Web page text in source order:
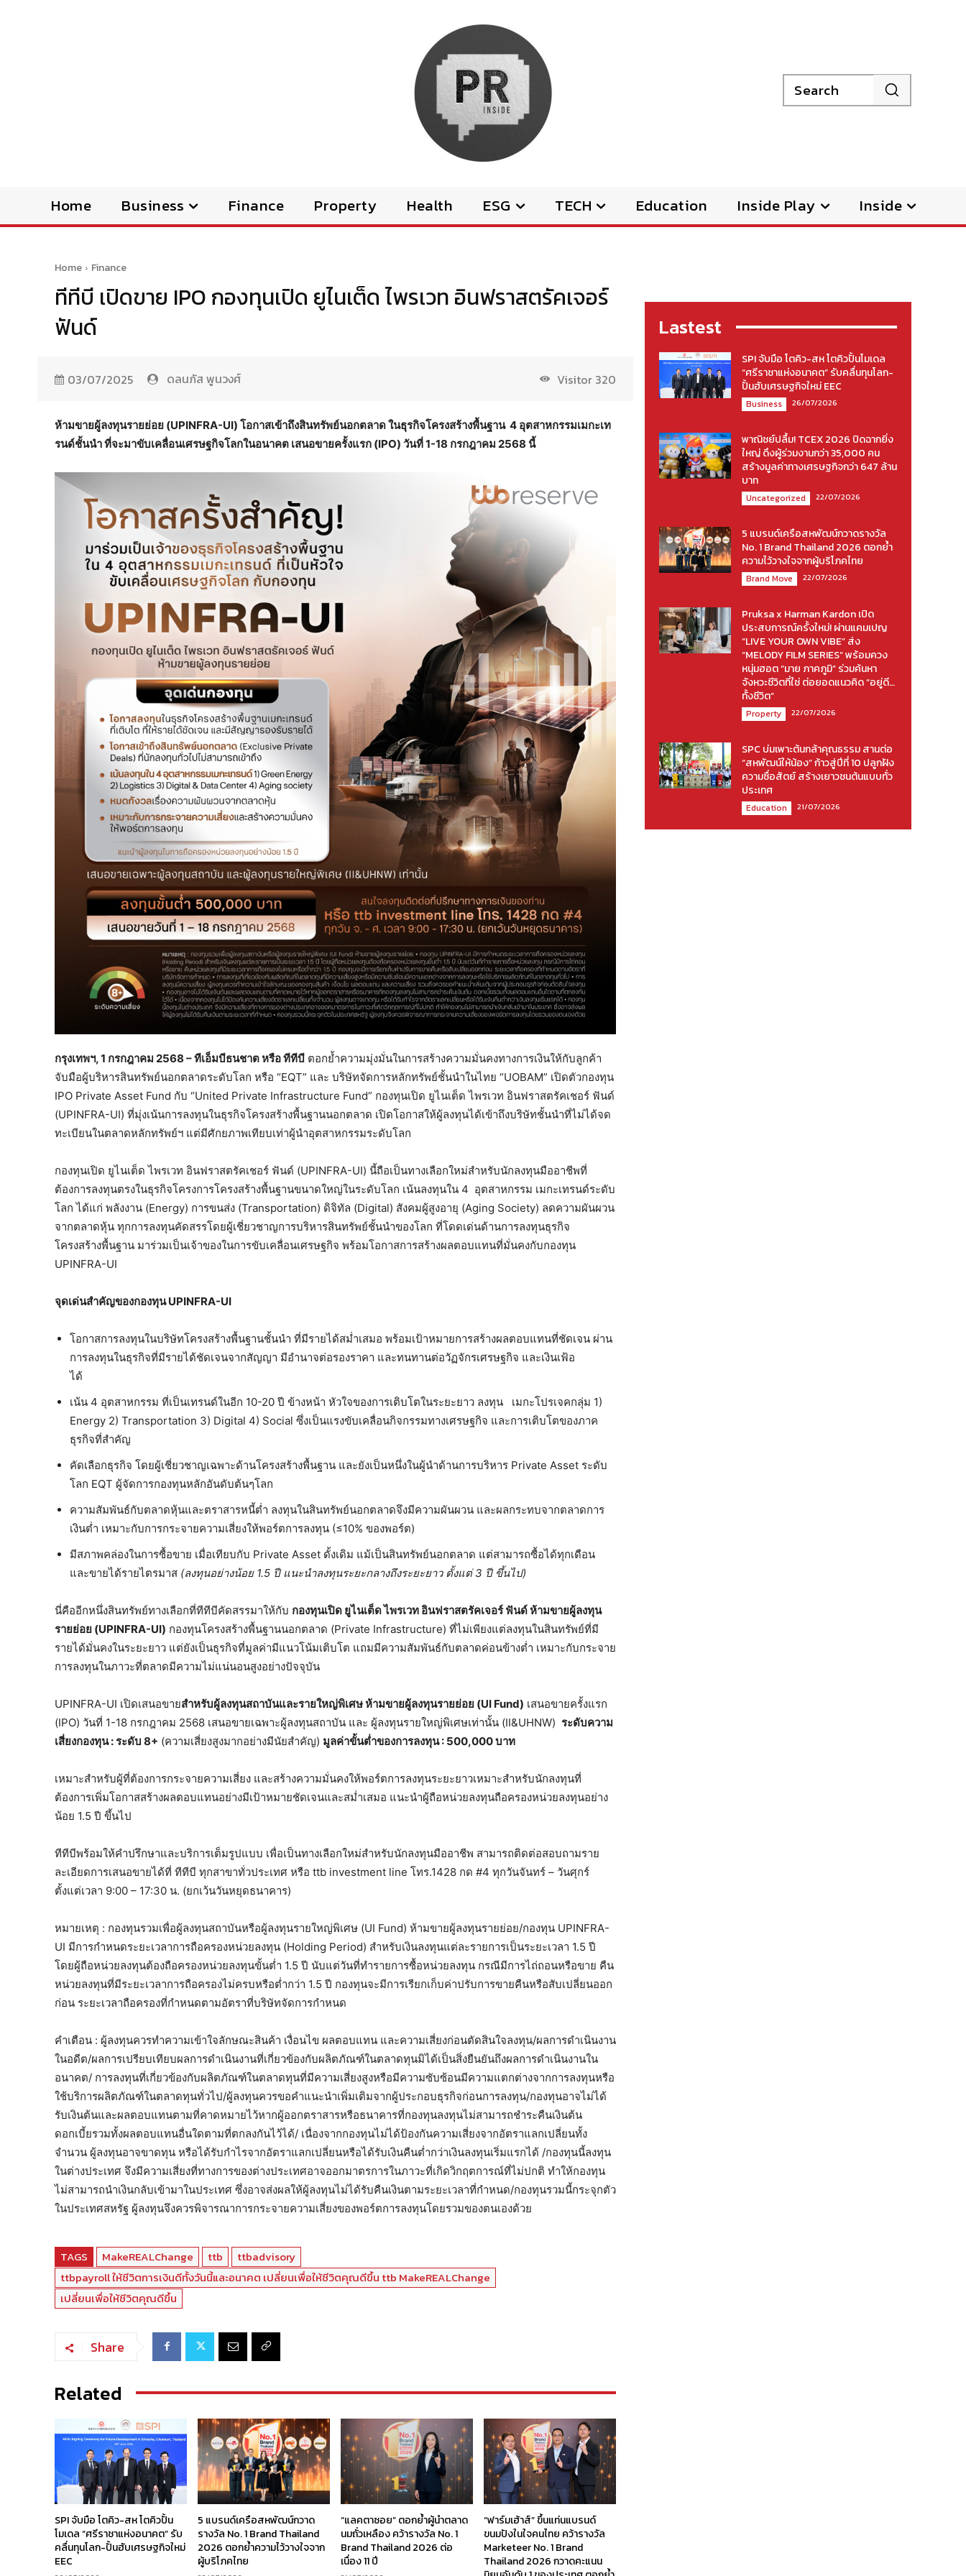
Search
Home Business Finance Property Health ESG TECH Education Inside Play Inside
Home Finance
ทีทีบี เปิดขาย IPO กองทุนเปิด ยูไนเต็ด ไพรเวท อินฟราสตรัคเจอร์
ฟันด์
03/07/2025 ดลนภัส พูนวงศ์ Visitor 320
ห้ามขายผู้ลงทุนรายย่อย (UPINFRA-UI) โอกาสเข้าถึงสินทรัพย์นอกตลาด ในธุรกิจโครงสร้างพื้นฐาน 4 อุตสาหกรรมเมกะเท
รนด์ชั้นนำ ที่จะมาขับเคลื่อนเศรษฐกิจโลกในอนาคต เสนอขายครั้งแรก (IPO) วันที่ 1-18 กรกฎาคม 2568 นี้
กรุงเทพฯ, 1 กรกฎาคม 2568 –ทีเอ็มบีธนชาต หรือ ทีทีบี ตอกย้ำความมุ่งมั่นในการสร้างความมั่นคงทางการเงินให้กับลูกค้า
จับมือผู้บริหารสินทรัพย์นอกตลาดระดับโลก หรือ “EQT” และ บริษัทจัดการหลักทรัพย์ชั้นนำในไทย “UOBAM” เปิดตัวกองทุน
IPO Private Asset Fund กับ “United Private Infrastructure Fund” กองทุนเปิด ยูไนเต็ด ไพรเวท อินฟราสตรัคเชอร์ ฟันด์
(UPINFRA-UI) ที่มุ่งเน้นการลงทุนในธุรกิจโครงสร้างพื้นฐานนอกตลาด เปิดโอกาสให้ผู้ลงทุนได้เข้าถึงบริษัทชั้นนำที่ไม่ได้จด
ทะเบียนในตลาดหลักทรัพย์ฯ แต่มีศักยภาพเทียบเท่าผู้นำอุตสาหกรรมระดับโลก
กองทุนเปิด ยูไนเต็ด ไพรเวท อินฟราสตรัคเชอร์ ฟันด์ (UPINFRA-UI) นี้ถือเป็นทางเลือกใหม่สำหรับนักลงทุนมืออาชีพที่
ต้องการลงทุนตรงในธุรกิจโครงการโครงสร้างพื้นฐานขนาดใหญ่ในระดับโลก เน้นลงทุนใน 4 อุตสาหกรรม เมกะเทรนด์ระดับ
โลก ได้แก่ พลังงาน (Energy) การขนส่ง (Transportation) ดิจิทัล (Digital) สังคมผู้สูงอายุ (Aging Society) ลดความผันผวน
จากตลาดหุ้น ทุกการลงทุนคัดสรรโดยผู้เชี่ยวชาญการบริหารสินทรัพย์ชั้นนำของโลก ที่โดดเด่นด้านการลงทุนธุรกิจ
โครงสร้างพื้นฐาน มาร่วมเป็นเจ้าของในการขับเคลื่อนเศรษฐกิจ พร้อมโอกาสการสร้างผลตอบแทนที่มั่นคงกับกองทุน
UPINFRA-UI
จุดเด่นสำคัญของกองทุน UPINFRA-UI
โอกาสการลงทุนในบริษัทโครงสร้างพื้นฐานชั้นนำ ที่มีรายได้สม่ำเสมอ พร้อมเป้าหมายการสร้างผลตอบแทนที่ชัดเจน ผ่าน
การลงทุนในธุรกิจที่มีรายได้ชัดเจนจากสัญญา มีอำนาจต่อรองราคา และทนทานต่อวัฏจักรเศรษฐกิจ และเงินเฟ้อ
ได้
เน้น 4 อุตสาหกรรม ที่เป็นเทรนด์ในอีก 10-20 ปี ข้างหน้า หัวใจของการเติบโตในระยะยาว ลงทุน เมกะโปรเจคกลุ่ม 1)
Energy 2) Transportation 3) Digital 4) Social ซึ่งเป็นแรงขับเคลื่อนกิจกรรมทางเศรษฐกิจ และการเติบโตของภาค
ธุรกิจที่สำคัญ
คัดเลือกธุรกิจ โดยผู้เชี่ยวชาญเฉพาะด้านโครงสร้างพื้นฐาน และยังเป็นหนึ่งในผู้นำด้านการบริหาร Private Asset ระดับ
โลก EQT ผู้จัดการกองทุนหลักอันดับต้นๆโลก
ความสัมพันธ์กับตลาดหุ้นและตราสารหนี้ต่ำ ลงทุนในสินทรัพย์นอกตลาดจึงมีความผันผวน และผลกระทบจากตลาดการ
เงินต่ำ เหมาะกับการกระจายความเสี่ยงให้พอร์ตการลงทุน (≤10% ของพอร์ต)
มีสภาพคล่องในการซื้อขาย เมื่อเทียบกับ Private Asset ดั้งเดิม แม้เป็นสินทรัพย์นอกตลาด แต่สามารถซื้อได้ทุกเดือน
และขายได้รายไตรมาส (ลงทุนอย่างน้อย 1.5 ปี แนะนำลงทุนระยะกลางถึงระยะยาว ตั้งแต่ 3 ปี ขึ้นไป)
นี่คืออีกหนึ่งสินทรัพย์ทางเลือกที่ทีทีบีคัดสรรมาให้กับ กองทุนเปิด ยูไนเต็ด ไพรเวท อินฟราสตรัคเจอร์ ฟันด์ ห้ามขายผู้ลงทุน
รายย่อย (UPINFRA-UI) กองทุนโครงสร้างพื้นฐานนอกตลาด (Private Infrastructure) ที่ไม่เพียงแต่ลงทุนในสินทรัพย์ที่มี
รายได้มั่นคงในระยะยาว แต่ยังเป็นธุรกิจที่มูลค่ามีแนวโน้มเติบโต แถมมีความสัมพันธ์กับตลาดค่อนข้างต่ำ เหมาะกับกระจาย
การลงทุนในภาวะที่ตลาดมีความไม่แน่นอนสูงอย่างปัจจุบัน
UPINFRA-UI เปิดเสนอขายสำหรับผู้ลงทุนสถาบันและรายใหญ่พิเศษ ห้ามขายผู้ลงทุนรายย่อย (UI Fund) เสนอขายครั้งแรก
(IPO) วันที่ 1-18 กรกฎาคม 2568 เสนอขายเฉพาะผู้ลงทุนสถาบัน และ ผู้ลงทุนรายใหญ่พิเศษเท่านั้น (II&UHNW) ระดับความ
เสี่ยงกองทุน : ระดับ 8+ (ความเสี่ยงสูงมากอย่างมีนัยสำคัญ) มูลค่าขั้นต่ำของการลงทุน : 500,000 บาท
เหมาะสำหรับผู้ที่ต้องการกระจายความเสี่ยง และสร้างความมั่นคงให้พอร์ตการลงทุนระยะยาวเหมาะสำหรับนักลงทุนที่
ต้องการเพิ่มโอกาสสร้างผลตอบแทนอย่างมีเป้าหมายชัดเจนและสม่ำเสมอ แนะนำผู้ถือหน่วยลงทุนถือครองหน่วยลงทุนอย่าง
น้อย 1.5 ปี ขึ้นไป
ทีทีบีพร้อมให้คำปรึกษาและบริการเต็มรูปแบบ เพื่อเป็นทางเลือกใหม่สำหรับนักลงทุนมืออาชีพ สามารถติดต่อสอบถามราย
ละเอียดการเสนอขายได้ที่ ทีทีบี ทุกสาขาทั่วประเทศ หรือ ttb investment line โทร.1428 กด #4 ทุกวันจันทร์ – วันศุกร์
ตั้งแต่เวลา 9:00 – 17:30 น. (ยกเว้นวันหยุดธนาคาร)
หมายเหตุ : กองทุนรวมเพื่อผู้ลงทุนสถาบันหรือผู้ลงทุนรายใหญ่พิเศษ (UI Fund) ห้ามขายผู้ลงทุนรายย่อย/กองทุน UPINFRA-
UI มีการกำหนดระยะเวลาการถือครองหน่วยลงทุน (Holding Period) สำหรับเงินลงทุนแต่ละรายการเป็นระยะเวลา 1.5 ปี
โดยผู้ถือหน่วยลงทุนต้องถือครองหน่วยลงทุนขั้นต่ำ 1.5 ปี นับแต่วันที่ทำรายการซื้อหน่วยลงทุน กรณีมีการไถ่ถอนหรือขาย คืน
หน่วยลงทุนที่มีระยะเวลาการถือครองไม่ครบหรือต่ำกว่า 1.5 ปี กองทุนจะมีการเรียกเก็บค่าปรับการขายคืนหรือสับเปลี่ยนออก
ก่อน ระยะเวลาถือครองที่กำหนดตามอัตราที่บริษัทจัดการกำหนด
คำเตือน : ผู้ลงทุนควรทำความเข้าใจลักษณะสินค้า เงื่อนไข ผลตอบแทน และความเสี่ยงก่อนตัดสินใจลงทุน/ผลการดำเนินงาน
ในอดีต/ผลการเปรียบเทียบผลการดำเนินงานที่เกี่ยวข้องกับผลิตภัณฑ์ในตลาดทุนมิได้เป็นสิ่งยืนยันถึงผลการดำเนินงานใน
อนาคต/ การลงทุนที่เกี่ยวข้องกับผลิตภัณฑ์ในตลาดทุนที่มีความเสี่ยงสูงหรือมีความซับซ้อนมีความแตกต่างจากการลงทุนหรือ
ใช้บริการผลิตภัณฑ์ในตลาดทุนทั่วไป/ผู้ลงทุนควรขอคำแนะนำเพิ่มเติมจากผู้ประกอบธุรกิจก่อนการลงทุน/กองทุนอาจไม่ได้
รับเงินต้นและผลตอบแทนตามที่คาดหมายไว้หากผู้ออกตราสารหรือธนาคารที่กองทุนลงทุนไม่สามารถชําระคืนเงินต้น
ดอกเบี้ยรวมทั้งผลตอบแทนอื่นใดตามที่ตกลงกันไว้ได้/ เนื่องจากกองทุนไม่ได้ป้องกันความเสี่ยงจากอัตราแลกเปลี่ยนทั้ง
จำนวน ผู้ลงทุนอาจขาดทุน หรือได้รับกำไรจากอัตราแลกเปลี่ยนหรือได้รับเงินคืนต่ำกว่าเงินลงทุนเริ่มแรกได้ /กองทุนนี้ลงทุน
ในต่างประเทศ จึงมีความเสี่ยงที่ทางการของต่างประเทศอาจออกมาตรการในภาวะที่เกิดวิกฤตการณ์ที่ไม่ปกติ ทำให้กองทุน
ไม่สามารถนำเงินกลับเข้ามาในประเทศ ซึ่งอาจส่งผลให้ผู้ลงทุนไม่ได้รับคืนเงินตามระยะเวลาที่กำหนด/กองทุนรวมนี้กระจุกตัว
ในประเทศสหรัฐ ผู้ลงทุนจึงควรพิจารณาการกระจายความเสี่ยงของพอร์ตการลงทุนโดยรวมของตนเองด้วย
TAGS MakeREALChange ttb
ttbadvisory
ttbpayroll ให้ชีวิตการเงินดีทั้งวันนี้และอนาคต เปลี่ยนเพื่อให้ชีวิตคุณดีขึ้น ttb MakeREALChange
เปลี่ยนเพื่อให้ชีวิตคุณดีขึ้น
Share
Related
SPI จับมือ โตคิว-สห โตคิวปั้น
โมเดล “ศรีราชาแห่งอนาคต” รับ
คลื่นทุนโลก-ปั้นฮับเศรษฐกิจใหม่
EEC
5 แบรนด์เครือสหพัฒน์กวาด
รางวัล No. 1 Brand Thailand
2026 ตอกย้ำความไว้วางใจจาก
ผู้บริโภคไทย
“แลคตาซอย” ตอกย้ำผู้นำตลาด
นมถั่วเหลือง คว้ารางวัล No. 1
Brand Thailand 2026 ต่อ
เนื่อง 11 ปี
“ฟาร์มเฮ้าส์” ขึ้นแท่นแบรนด์
ขนมปังในใจคนไทย คว้ารางวัล
Marketeer No. 1 Brand
Thailand 2026 กวาดคะแนน
Lastest
SPI จับมือ โตคิว-สห โตคิวปั้นโมเดล
“ศรีราชาแห่งอนาคต” รับคลื่นทุนโลก-
ปั้นฮับเศรษฐกิจใหม่ EEC
Business 26/07/2026
พาณิชย์ปลื้ม! TCEX 2026 ปิดฉากยิ่ง
ใหญ่ ดึงผู้ร่วมงานกว่า 35,000 คน
สร้างมูลค่าทางเศรษฐกิจกว่า 647 ล้าน
บาท
Uncategorized 22/07/2026
5 แบรนด์เครือสหพัฒน์กวาดรางวัล
No. 1 Brand Thailand 2026 ตอกย้ำ
ความไว้วางใจจากผู้บริโภคไทย
Brand Move 22/07/2026
Pruksa x Harman Kardon เปิด
ประสบการณ์ครั้งใหม่! ผ่านแคมเปญ
“LIVE YOUR OWN VIBE” ส่ง
“MELODY FILM SERIES” พร้อมควง
หนุ่มฮอต “มาย ภาคภูมิ” ร่วมค้นหา
จังหวะชีวิตที่ใช่ ต่อยอดแนวคิด “อยู่ดี…
ทั้งชีวิต”
Property 22/07/2026
SPC บ่มเพาะต้นกล้าคุณธรรม สานต่อ
“สหพัฒน์ให้น้อง” ก้าวสู่ปีที่ 10 ปลูกฝัง
ความซื่อสัตย์ สร้างเยาวชนต้นแบบทั่ว
ประเทศ
Education 21/07/2026